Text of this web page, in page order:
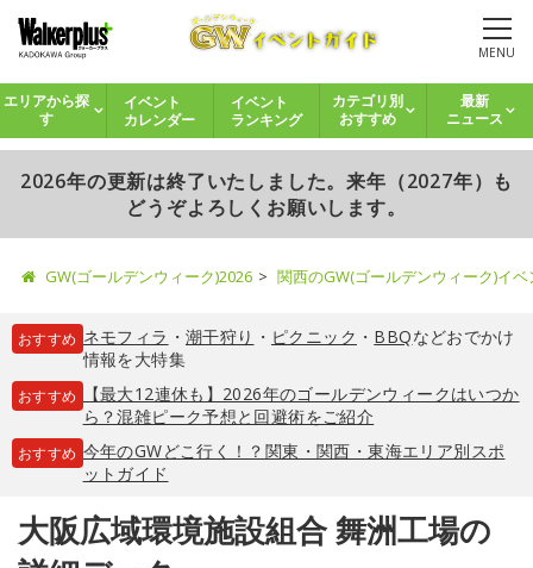
MENU
エリアから探
す
イベント
カレンダー
イベント
ランキング
カテゴリ別
おすすめ
最新
ニュース
2026年の更新は終了いたしました。来年（2027年）も
どうぞよろしくお願いします。
GW(ゴールデンウィーク)2026 関西のGW(ゴールデンウィーク)イ
おすすめ ネモフィラ ・ 潮干狩り ・ ピクニック ・ BBQなどおでかけ
情報を大特集
おすすめ
【最大12連休も】2026年のゴールデンウィークはいつか
ら？混雑ピーク予想と回避術をご紹介
おすすめ 今年のGWどこ行く！？関東・関西・東海エリア別スポ
ットガイド
大阪広域環境施設組合 舞洲工場の